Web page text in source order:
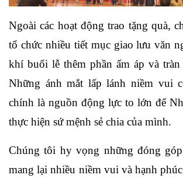
Ngoài các hoạt động trao tặng quà,
tổ chức nhiều tiết mục giao lưu văn
khí buổi lễ thêm phần ấm áp và
Những ánh mắt lấp lánh niềm vui
chính là nguồn động lực to lớn để
thực hiện sứ mệnh sẻ chia của mình.
Chúng tôi hy vọng những đóng
mang lại nhiều niềm vui và hạnh